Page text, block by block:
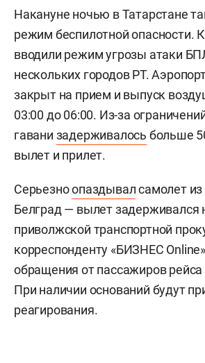
Накануне ночью в Татарстане
режим беспилотной опасности.
вводили режим угрозы атаки
нескольких городов РТ.
закрыт на прием и выпуск
03:00 до 06:00. Из-за
гавани задерживалось больше
вылет и прилет.
Серьезноопаздывалсамолет
Белград — вылет задерживался
приволжской транспортной
корреспонденту «БИЗНЕС
обращения от пассажиров рейса
При наличии оснований будут
реагирования.